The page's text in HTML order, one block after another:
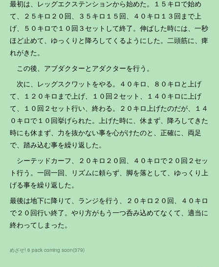
最初は、レッグエクステンションから始めた。１５キロで始め
て、２５キロ２０回、３５キロ１５回、４０キロ１３回まで上
げ、５０キロで１０回３セットして終了。伸ばした時には、一秒
ほど止めて、ゆっくりと降ろしてくるようにした。二頭筋に、痺
れがきた。
この後、アブダクターとアダクターを行う。
次に、レッグスクワットをやる。４０キロ、８０キロと上げ
て、１２０キロまで上げ、１０回２セット、１４０キロに上げ
て、１０回２セット行い、終わる。２０キロ上げたのだが、１４
０キロで１０回挙げられた。上げた時に、休まず、降ろしてきた
時にも休まず、力を抜かない事を心がけたのと、正確に、両足
で、踏み込む事を繰り返した。
シーテッドカーフ、２０キロ２０回、４０キロで２０回２セッ
ト行う。一回一回、リズムに頼らず、脚を落として、ゆっくり上
げる事を繰り返した。
最後は地下に降りて、ランジを行う、２０キロ２０回、４０キロ
で２０回行い終了。やり方がもう一つ呑み込めてなくて、適当に
終わってしまった。
めざせ! 6 pack coming soon(379)